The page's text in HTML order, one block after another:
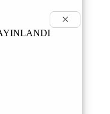
×